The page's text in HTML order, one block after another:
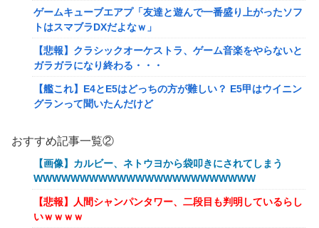
ゲームキューブエアプ「友達と遊んで一番盛り上がったソフ
トはスマブラDXだよなｗ」
【悲報】クラシックオーケストラ、ゲーム音楽をやらないと
ガラガラになり終わる・・・
【艦これ】E4とE5はどっちの方が難しい？ E5甲はウイニン
グランって聞いたんだけど
【艦これ】オオヤマトウサギ 他
【艦これ】授業中に居眠りふぶき 他
【画像】令和最新版のあのちゃん、可愛過ぎてワイらにブッ
刺さりまくりw w w w w w
おすすめ記事一覧②
【画像】カルビー、ネトウヨから袋叩きにされてしまう
WWWWWWWWWWWWWWWWWWWWWWWW
【悲報】人間シャンパンタワー、二段目も判明しているらし
いｗｗｗｗ